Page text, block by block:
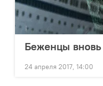
Беженцы
24 апреля 2017, 14:00